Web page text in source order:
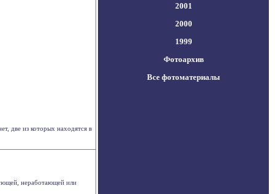
две из которых находятся в
неработающей или
2001
2000
1999
Фотоархив
Все фотоматериалы